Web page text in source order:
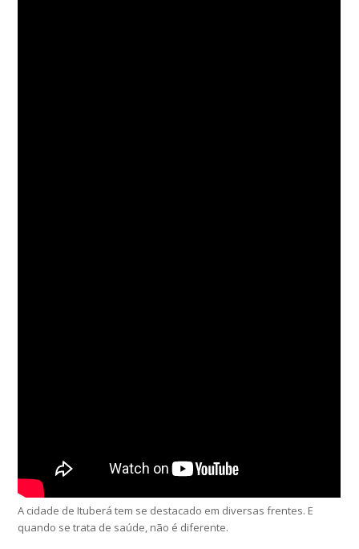
A cidade de Ituberá tem se destacado em diversas frentes. E
quando se trata de saúde, não é diferente.